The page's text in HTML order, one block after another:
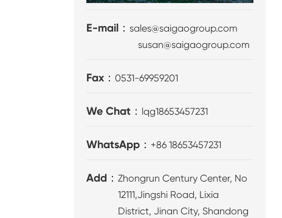
E-mail：sales@saigaogroup.com
susan@saigaogroup.com
Fax：0531-69959201
We Chat： lqg18653457231
WhatsApp： +86 18653457231
Add：Zhongrun Century Center, No
12111,Jingshi Road, Lixia
District, Jinan City, Shandong